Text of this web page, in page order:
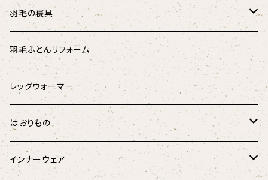
キッズ
パラリンアート
スウェード
チェック柄
ドット柄
涼しげマスク（キッズ･ジュニア用）
マスク用ひも
羽毛の寝具
羽根のベッドパッド
羽根枕
羽毛掛けふとん
羽毛ふとんリフォーム
レッグウォーマー
はおりもの
はんてん
インナーウェア